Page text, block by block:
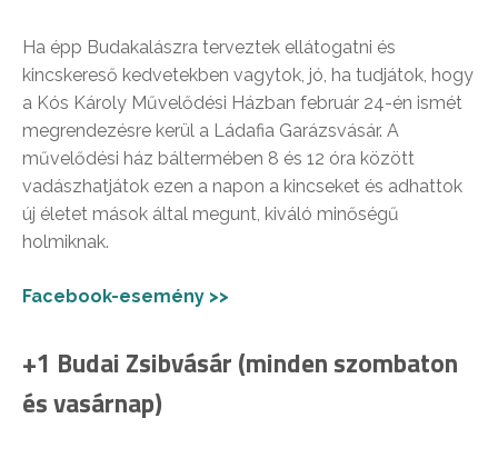
Ha épp Budakalászra terveztek ellátogatni és
kincskereső kedvetekben vagytok, jó, ha tudjátok, hogy
a Kós Károly Művelődési Házban február 24-én ismét
megrendezésre kerül a Ládafia Garázsvásár. A
művelődési ház báltermében 8 és 12 óra között
vadászhatjátok ezen a napon a kincseket és adhattok
új életet mások által megunt, kiváló minőségű
holmiknak.
Facebook-esemény >>
+1 Budai Zsibvásár (minden szombaton
és vasárnap)